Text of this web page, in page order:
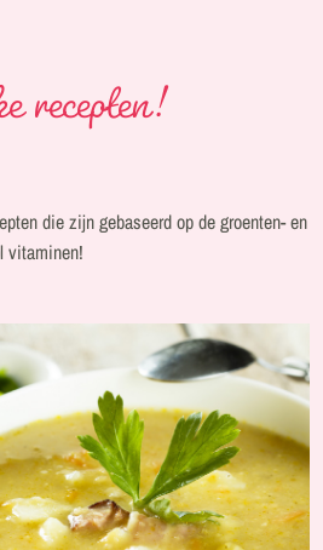
recepten!
die zijn gebaseerd op de groenten- en
vitaminen!